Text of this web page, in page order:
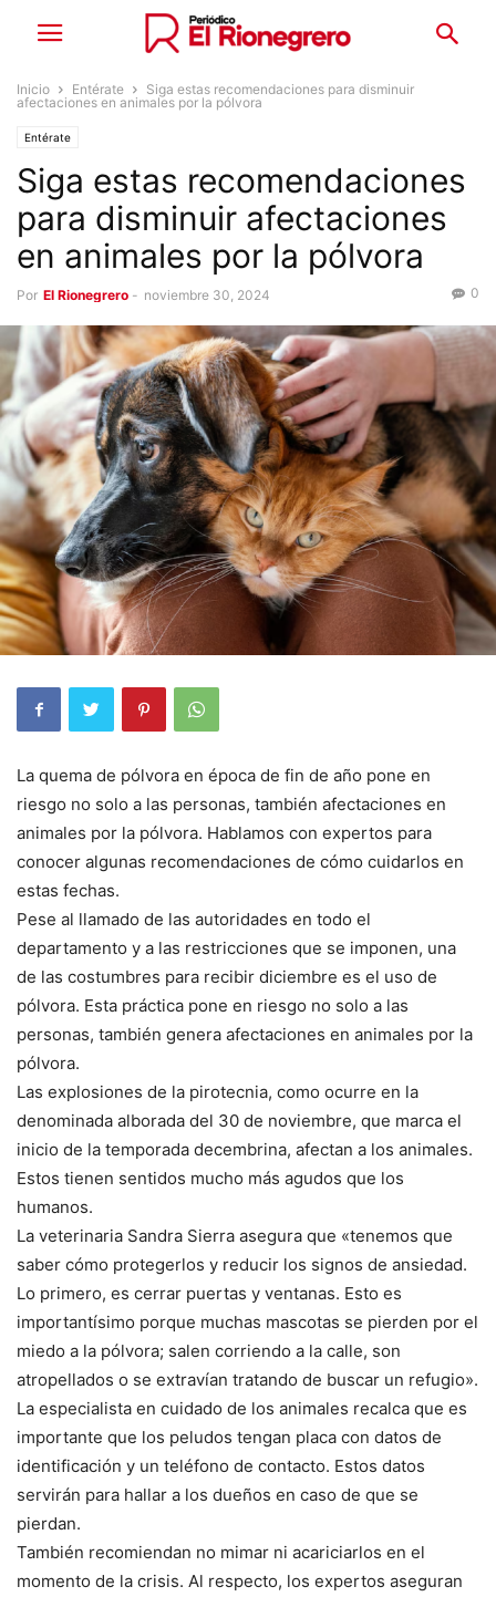
Inicio Entérate
Siga estas recomendaciones para disminuir
afectaciones en animales por la pólvora
Entérate
Siga estas recomendaciones
para disminuir afectaciones
en animales por la pólvora
Por El Rionegrero - noviembre 30, 2024 0
La quema de pólvora en época de fin de año pone en
riesgo no solo a las personas, también afectaciones en
animales por la pólvora. Hablamos con expertos para
conocer algunas recomendaciones de cómo cuidarlos en
estas fechas.
Pese al llamado de las autoridades en todo el
departamento y a las restricciones que se imponen, una
de las costumbres para recibir diciembre es el uso de
pólvora. Esta práctica pone en riesgo no solo a las
personas, también genera afectaciones en animales por la
pólvora.
Las explosiones de la pirotecnia, como ocurre en la
denominada alborada del 30 de noviembre, que marca el
inicio de la temporada decembrina, afectan a los animales.
Estos tienen sentidos mucho más agudos que los
humanos.
La veterinaria Sandra Sierra asegura que «tenemos que
saber cómo protegerlos y reducir los signos de ansiedad.
Lo primero, es cerrar puertas y ventanas. Esto es
importantísimo porque muchas mascotas se pierden por el
miedo a la pólvora; salen corriendo a la calle, son
atropellados o se extravían tratando de buscar un refugio».
La especialista en cuidado de los animales recalca que es
importante que los peludos tengan placa con datos de
identificación y un teléfono de contacto. Estos datos
servirán para hallar a los dueños en caso de que se
pierdan.
También recomiendan no mimar ni acariciarlos en el
momento de la crisis. Al respecto, los expertos aseguran